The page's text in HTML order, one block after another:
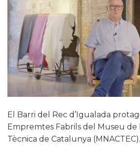
El Barri del Rec d’Igualada
Empremtes Fabrils del Museu de
Tècnica de Catalunya